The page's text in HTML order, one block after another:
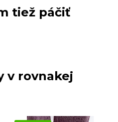
tiež páčiť
v rovnakej